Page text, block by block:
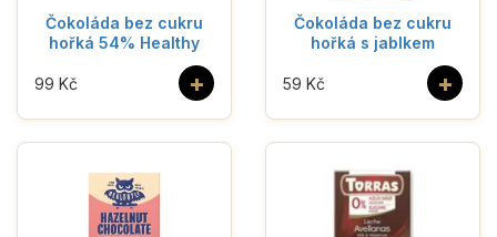
Čokoláda bez cukru
hořká 54% Healthy
+
99 Kč
Čokoláda bez cukru
hořká s jablkem
+
59 Kč